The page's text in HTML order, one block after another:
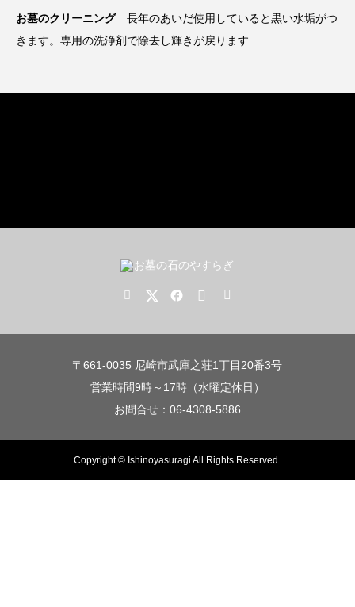
お墓のクリーニング長年のあいだ使用していると黒い水垢がつ
きます。専用の洗浄剤で除去し輝きが戻ります
〒661-0035 尼崎市武庫之荘1丁目20番3号
営業時間9時～17時（水曜定休日）
お問合せ：06-4308-5886
Copyright © Ishinoyasuragi All Rights Reserved.